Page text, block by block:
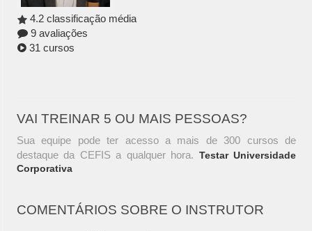
4.2 classificação média
9 avaliações
31 cursos
VAI TREINAR 5 OU MAIS PESSOAS?
Sua equipe pode ter acesso a mais de 300 cursos de
destaque da CEFIS a qualquer hora. Testar Universidade
Corporativa
COMENTÁRIOS SOBRE O INSTRUTOR